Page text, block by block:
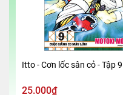
Itto - Cơn lốc sân cỏ - Tập 9
25.000₫